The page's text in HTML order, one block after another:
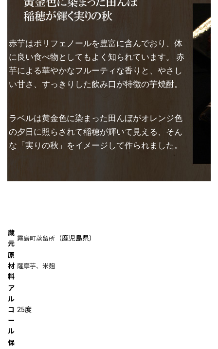
赤芋はポリフェノールを豊富に含んでおり、体
に良い食べ物としてもよく知られています。 赤
芋による華やかなフルーティな香りと、やさし
い甘さ、すっきりした飲み口が特徴の芋焼酎。
ラベルは黄金色に染まった田んぼがオレンジ色
の夕日に照らされて稲穂が輝いて見える、そん
な「実りの秋」をイメージして作られました。
蔵
元
霧島町蒸留所 （鹿児島県）
原
材
料
薩摩芋、米麹
ア
ル
コ
ー
ル
25度
保